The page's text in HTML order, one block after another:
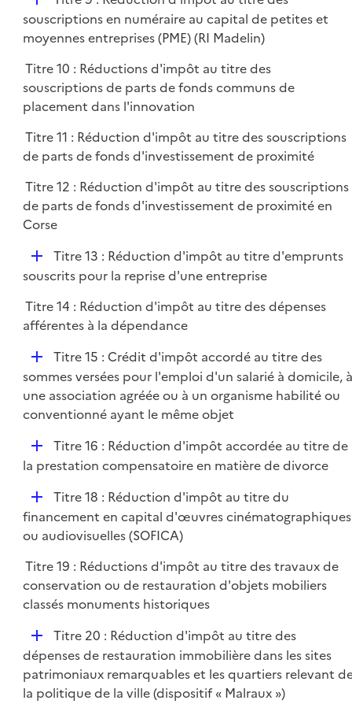
e
r
é
p
i
e
r
souscriptions en numéraire au capital de petites et
moyennes entreprises (PME) (RI Madelin)
Titre 10 : Réductions d'impôt au titre des
souscriptions de parts de fonds communs de
placement dans l'innovation
Titre 11 : Réduction d'impôt au titre des souscriptions
de parts de fonds d'investissement de proximité
Titre 12 : Réduction d'impôt au titre des souscriptions
de parts de fonds d'investissement de proximité en
Corse
D
é
l
i
Titre 13 : Réduction d'impôt au titre d'emprunts
souscrits pour la reprise d'une entreprise
Titre 14 : Réduction d'impôt au titre des dépenses
afférentes à la dépendance
D
é
p
l
r
Titre 15 : Crédit d'impôt accordé au titre des
sommes versées pour l'emploi d'un salarié à domicile, à
une association agréée ou à un organisme habilité ou
conventionné ayant le même objet
D
é
i
e
Titre 16 : Réduction d'impôt accordée au titre de
la prestation compensatoire en matière de divorce
D
é
p
i
e
r
Titre 18 : Réduction d'impôt au titre du
financement en capital d'œuvres cinématographiques
ou audiovisuelles (SOFICA)
Titre 19 : Réductions d'impôt au titre des travaux de
conservation ou de restauration d'objets mobiliers
classés monuments historiques
D
é
p
l
Titre 20 : Réduction d'impôt au titre des
dépenses de restauration immobilière dans les sites
patrimoniaux remarquables et les quartiers relevant
la politique de la ville (dispositif « Malraux »)